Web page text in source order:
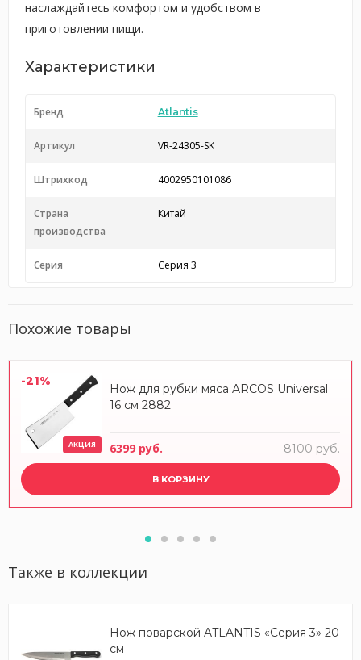
наслаждайтесь комфортом и удобством в
приготовлении пищи.
Характеристики
Бренд Atlantis
Артикул VR-24305-SK
Штрихкод 4002950101086
Страна
производства
Китай
Серия Серия 3
Похожие товары
-21%
АКЦИЯ
Нож для рубки мяса ARCOS Universal
16 см 2882
6399 руб. 8100 руб.
В КОРЗИНУ
Также в коллекции
Нож поварской ATLANTIS «Серия 3» 20
см